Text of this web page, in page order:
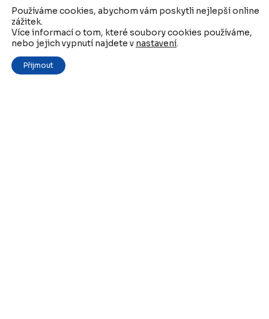
Nadační fond pro Pelhřimovsko —
Používáme cookies, abychom vám poskytli nejlepší online
zážitek.
Více informací o tom, které soubory cookies používáme,
nebo jejich vypnutí najdete v nastavení.
Přijmout